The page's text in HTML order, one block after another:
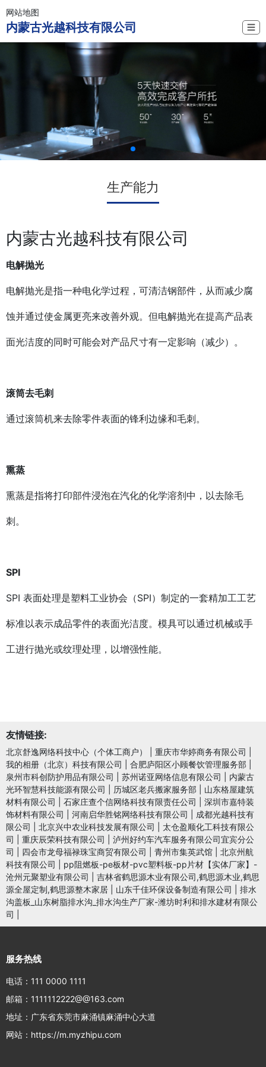
网站地图
内蒙古光越科技有限公司 ☰
生产能力
内蒙古光越科技有限公司
电解抛光
电解抛光是指一种电化学过程，可清洁钢部件，从而减少腐
蚀并通过使金属更亮来改善外观。但电解抛光在提高产品表
面光洁度的同时可能会对产品尺寸有一定影响（减少）。
滚筒去毛刺
通过滚筒机来去除零件表面的锋利边缘和毛刺。
熏蒸
熏蒸是指将打印部件浸泡在汽化的化学溶剂中，以去除毛
刺。
SPI
SPI 表面处理是塑料工业协会（SPI）制定的一套精加工工艺
标准以表示成品零件的表面光洁度。模具可以通过机械或手
工进行抛光或纹理处理，以增强性能。
友情链接:
北京舒逸网络科技中心（个体工商户） 重庆市华婷商务有限公司
我的相册（北京）科技有限公司
合肥庐阳区小顾餐饮管理服务部
泉州市科创防护用品有限公司
苏州诺亚网络信息有限公司
内蒙古
光环智慧科技能源有限公司
历城区老兵搬家服务部
山东格屋建筑
材料有限公司
石家庄查个信网络科技有限责任公司
深圳市嘉特装
饰材料有限公司
河南启华胜铭网络科技有限公司
成都光越科技有
限公司
北京兴中农业科技发展有限公司
太仓盈顺化工科技有限公
司
重庆辰荣科技有限公司
泸州好约车汽车服务有限公司宜宾分公
司
四会市龙母福禄珠宝商贸有限公司 青州市集英武馆
北京州航
科技有限公司
pp阻燃板-pe板材-pvc塑料板-pp片材【实体厂家】-
沧州元聚塑业有限公司
吉林省鹤思源木业有限公司,鹤思源木业,鹤思
源全屋定制,鹤思源整木家居
山东千佳环保设备制造有限公司
排水
沟盖板_山东树脂排水沟_排水沟生产厂家-潍坊时利和排水建材有限公
司
服务热线
电话：111 0000 1111
邮箱：1111112222@@163.com
地址：广东省东莞市麻涌镇麻涌中心大道
网站：https://m.myzhipu.com